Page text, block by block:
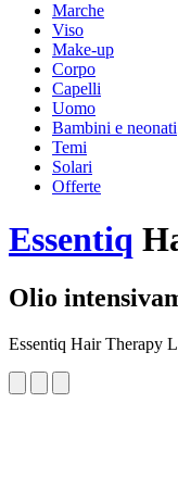
Marche
Viso
Make-up
Corpo
Capelli
Uomo
Bambini e neonati
Temi
Solari
Offerte
Essentiq
Olio
Essentiq Hair Therapy